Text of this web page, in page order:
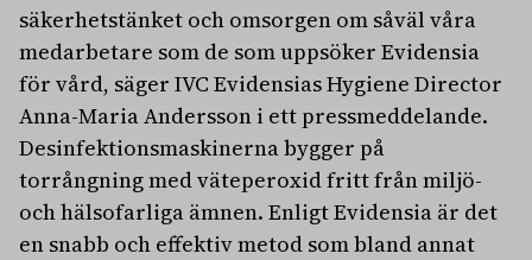
säkerhetstänket och omsorgen om såväl våra
medarbetare som de som uppsöker Evidensia
för vård, säger IVC Evidensias Hygiene Director
Anna-Maria Andersson i ett pressmeddelande.
Desinfektionsmaskinerna bygger på
torrångning med väteperoxid fritt från miljö-
och hälsofarliga ämnen. Enligt Evidensia är det
en snabb och effektiv metod som bland annat